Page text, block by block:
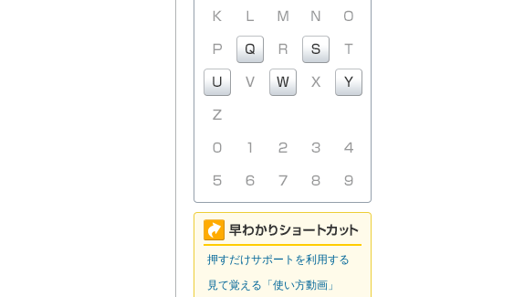
押すだけサポートを利用する
見て覚える「使い方動画」